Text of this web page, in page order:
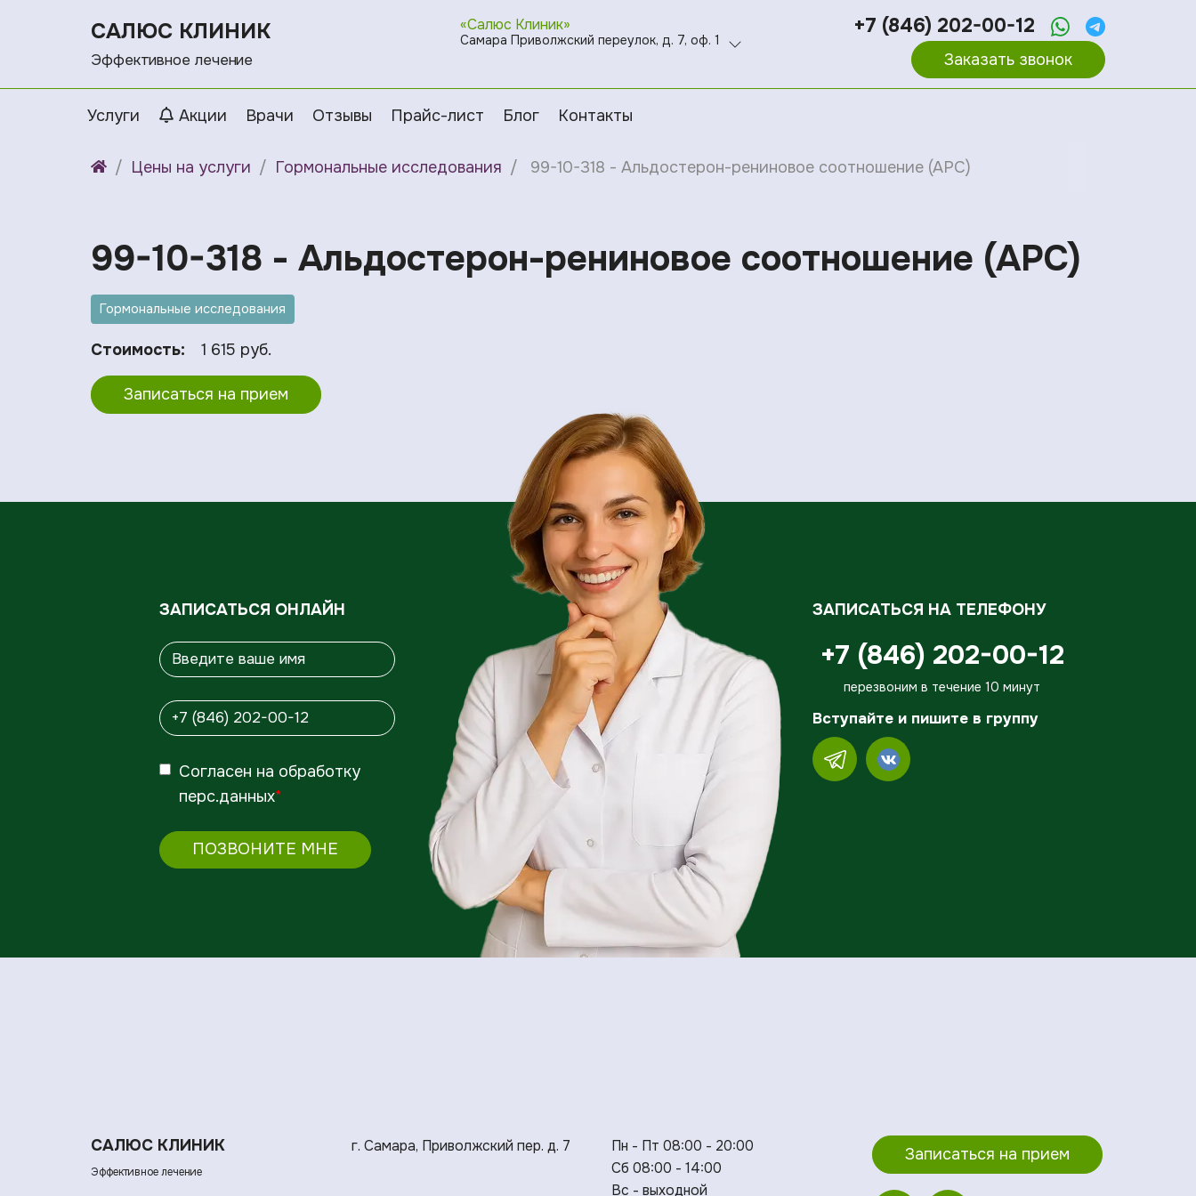
САЛЮС КЛИНИК
Эффективное лечение
«Салюс Клиник»
Самара Приволжский переулок, д. 7, оф. 1
+7 (846) 202-00-12
Заказать звонок
Услуги Акции Врачи Отзывы Прайс-лист Блог Контакты
Цены на услуги Гормональные исследования 99-10-318 - Альдостерон-рениновое соотношение (АРС)
99-10-318 - Альдостерон-рениновое соотношение (АРС)
Гормональные исследования
Стоимость: 1 615 руб.
Записаться на прием
ЗАПИСАТЬСЯ ОНЛАЙН
Согласен на обработку
перс.данных*
ПОЗВОНИТЕ МНЕ
ЗАПИСАТЬСЯ НА ТЕЛЕФОНУ
+7 (846) 202-00-12
перезвоним в течение 10 минут
Вступайте и пишите в группу
САЛЮС КЛИНИК
Эффективное лечение
г. Самара, Приволжский пер. д. 7
Пн - Пт 08:00 - 20:00
Сб 08:00 - 14:00
Вс - выходной
Записаться на прием